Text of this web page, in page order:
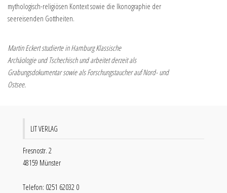
mythologisch-religiösen Kontext sowie die Ikonographie der
seereisenden Gottheiten.
Martin Eckert studierte in Hamburg Klassische
Archäologie und Tschechisch und arbeitet derzeit als
Grabungsdokumentar sowie als Forschungstaucher auf Nord- und
Ostsee.
LIT VERLAG
Fresnostr. 2
48159 Münster
Telefon: 0251 62032 0